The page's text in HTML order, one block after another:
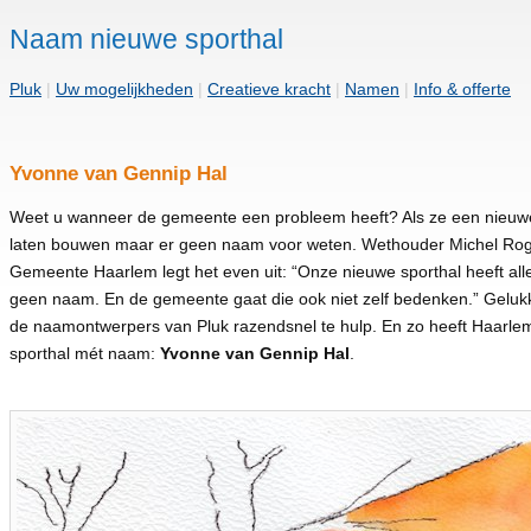
Naam nieuwe sporthal
Pluk Uw mogelijkheden Creatieve kracht Namen Info & offerte
Yvonne van Gennip Hal
Weet u wanneer de gemeente een probleem heeft? Als ze een
laten bouwen maar er geen naam voor weten. Wethouder Michel
Gemeente Haarlem legt het even uit: “Onze nieuwe sporthal heeft
geen naam. En de gemeente gaat die ook niet zelf bedenken.”
de naamontwerpers van Pluk razendsnel te hulp. En zo heeft
sporthal mét naam: Yvonne van Gennip Hal